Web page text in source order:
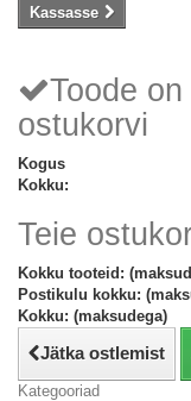
Kassasse
Toode
ostukorvi
Kogus
Kokku:
Teie
Kokku tooteid:
Postikulu kokku:
Kokku: (maksudega)
Jätka ostlemist
Kategooriad